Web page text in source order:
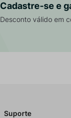
Cadastre-se e
Desconto válido em
Suporte